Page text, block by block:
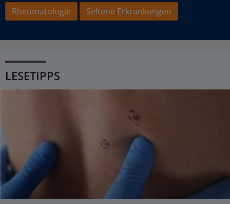
Rheumatologie
Seltene Erkrankungen
LESETIPPS